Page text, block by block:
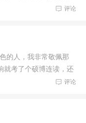
评论
的人，我非常敬佩那
就考了个硕博连读，还
评论